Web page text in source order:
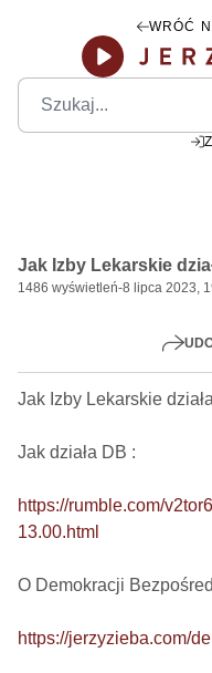
WRÓĆ
Jak Izby Lekarskie
1486 wyświetleń-8 lipca 2023,
Jak Izby Lekarskie
Jak działa DB :
https://rumble.com/
13.00.html
O Demokracji
https://jerzyzieba.com/